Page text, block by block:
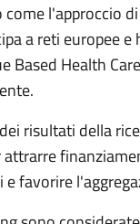
come l'approccio
a reti europee
Based Health
risultati della
favorire